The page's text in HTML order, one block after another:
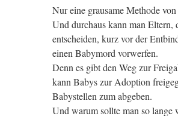
Nur eine grausame Methode
Und durchaus kann man Eltern,
entscheiden, kurz vor der
einen Babymord vorwerfen.
Denn es gibt den Weg zur
kann Babys zur Adoption
Babystellen zum abgeben.
Und warum sollte man so lange